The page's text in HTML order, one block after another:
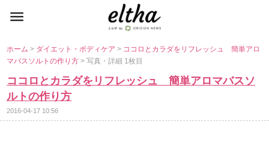
ホーム> ダイエット・ボディケア> ココロとカラダをリフレッシュ 簡単アロ
マバスソルトの作り方> 写真・詳細 1枚目
ココロとカラダをリフレッシュ 簡単アロマバスソ
ルトの作り方
2016-04-17 10:56